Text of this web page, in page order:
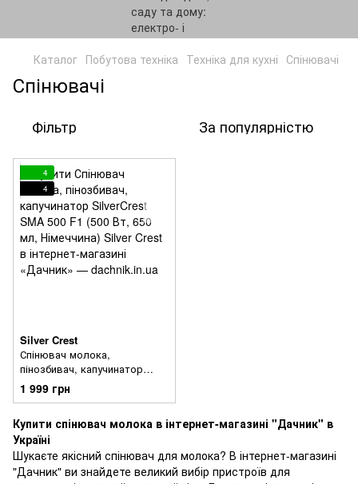
Каталог Побутова техніка Техніка для кухні Спінювачі
Спінювачі
Фільтр За популярністю
4
4
Silver Crest
Спінювач молока,
пінозбивач, капучинатор
SilverCrest SMA 500 F1 (500
Вт, 650 мл, Німеччина)
1 999 грн
Купити спінювач молока в інтернет-магазині "Дачник" в
Україні
Шукаєте якісний спінювач для молока? В інтернет-магазині
"Дачник" ви знайдете великий вибір пристроїв для